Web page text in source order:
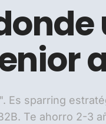
Es sparring
Te ahorro 2-3